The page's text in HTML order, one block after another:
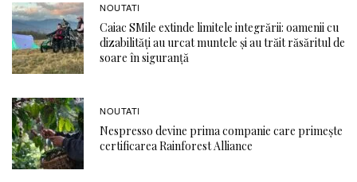
NOUTATI
Caiac SMile extinde limitele integrării: oamenii cu
dizabilități au urcat muntele și au trăit răsăritul de
soare în siguranță
NOUTATI
Nespresso devine prima companie care primește
certificarea Rainforest Alliance